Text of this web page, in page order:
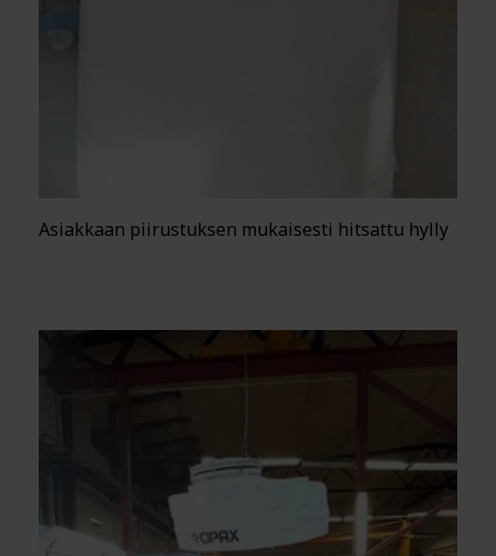
Asiakkaan piirustuksen mukaisesti hitsattu hylly